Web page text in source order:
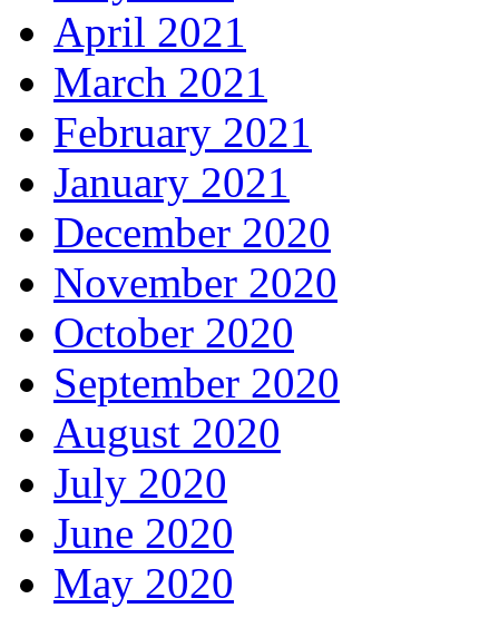
April 2021
March 2021
February 2021
January 2021
December 2020
November 2020
October 2020
September 2020
August 2020
July 2020
June 2020
May 2020